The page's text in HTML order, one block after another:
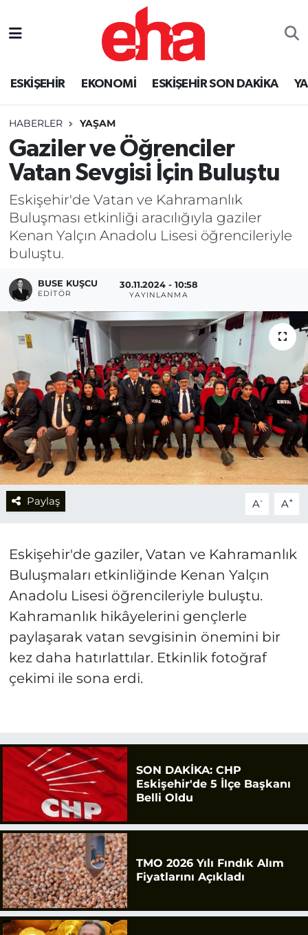
ESKİŞEHİR EKONOMİ ESKİŞEHİR SON DAKİKA
HABERLER YAŞAM
Gaziler ve Öğrenciler
Vatan Sevgisi İçin Buluştu
Eskişehir'de Vatan ve Kahramanlık
Buluşması etkinliği aracılığıyla gaziler
Kenan Yalçın Anadolu Lisesi öğrencileriyle
buluştu.
BUSE KUŞCU
EDITÖR
30.11.2024 - 10:58
YAYINLANMA
Paylaş A- A+
Eskişehir'de gaziler, Vatan ve Kahramanlık
Buluşmaları etkinliğinde Kenan Yalçın
Anadolu Lisesi öğrencileriyle buluştu.
Kahramanlık hikâyelerini gençlerle
paylaşarak vatan sevgisinin önemini bir
kez daha hatırlattılar. Etkinlik fotoğraf
çekimi ile sona erdi.
SON DAKİKA: CHP
Eskişehir'de 5 İlçe Başkanı
Belli Oldu
TMO 2026 Yılı Fındık Alım
Fiyatlarını Açıkladı